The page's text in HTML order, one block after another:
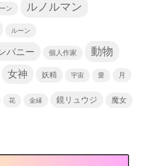
ン ルノルマン
ルーン
パニー 個人作家 動物
女神 妖精 宇宙 愛 月
花 金縁 鏡リュウジ 魔女